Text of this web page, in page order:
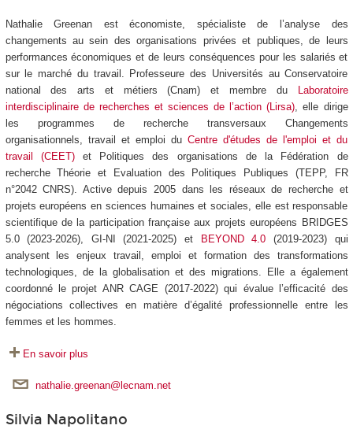
Nathalie Greenan est économiste, spécialiste de l’analyse des
changements au sein des organisations privées et publiques, de leurs
performances économiques et de leurs conséquences pour les salariés et
sur le marché du travail. Professeure des Universités au Conservatoire
national des arts et métiers (Cnam) et membre du
Laboratoire
interdisciplinaire de recherches et sciences de l’action (Lirsa), elle dirige
les programmes de recherche transversaux Changements
organisationnels, travail et emploi du Centre d'études de l'emploi et du
travail (CEET)et Politiques des organisations de la Fédération de
recherche Théorie et Evaluation des Politiques Publiques (TEPP, FR
n°2042 CNRS). Active depuis 2005 dans les réseaux de recherche et
projets européens en sciences humaines et sociales, elle est responsable
scientifique de la participation française aux projets européens BRIDGES
5.0 (2023-2026), GI-NI (2021-2025) et
BEYOND 4.0 (2019-2023) qui
analysent les enjeux travail, emploi et formation des transformations
technologiques, de la globalisation et des migrations. Elle a également
coordonné le projet ANR CAGE (2017-2022) qui évalue l’efficacité des
négociations collectives en matière d’égalité professionnelle entre les
femmes et les hommes.
En savoir plus
nathalie.greenan@lecnam.net
Silvia Napolitano